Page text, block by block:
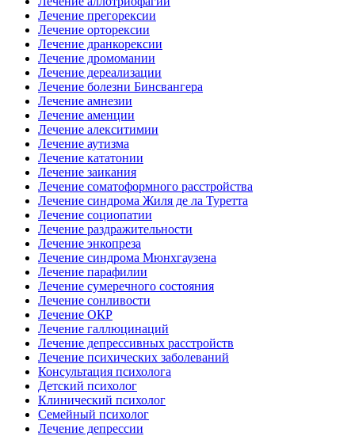
Лечение прегорексии
Лечение орторексии
Лечение дранкорексии
Лечение дромомании
Лечение дереализации
Лечение болезни Бинсвангера
Лечение амнезии
Лечение аменции
Лечение алекситимии
Лечение аутизма
Лечение кататонии
Лечение заикания
Лечение соматоформного расстройства
Лечение синдрома Жиля де ла Туретта
Лечение социопатии
Лечение раздражительности
Лечение энкопреза
Лечение синдрома Мюнхгаузена
Лечение парафилии
Лечение сумеречного состояния
Лечение сонливости
Лечение ОКР
Лечение галлюцинаций
Лечение депрессивных расстройств
Лечение психических заболеваний
Консультация психолога
Детский психолог
Клинический психолог
Семейный психолог
Лечение депрессии